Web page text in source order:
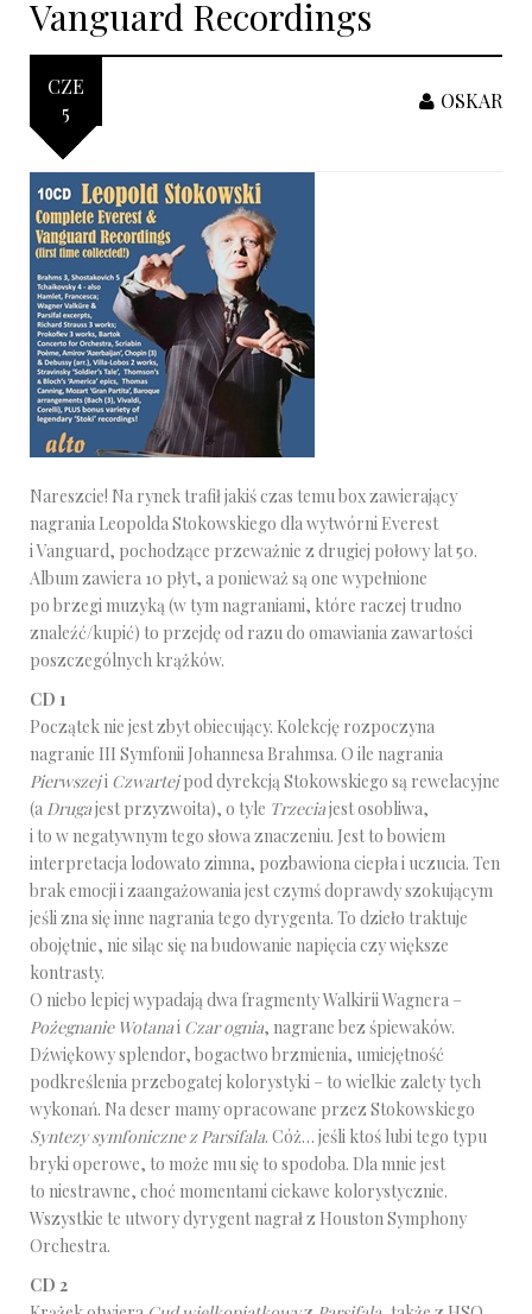
Vanguard Recordings
CZE
5
OSKAR
Nareszcie! Na rynek trafił jakiś czas temu box zawierający
nagrania Leopolda Stokowskiego dla wytwórni Everest
i Vanguard, pochodzące przeważnie z drugiej połowy lat 50.
Album zawiera 10 płyt, a ponieważ są one wypełnione
po brzegi muzyką (w tym nagraniami, które raczej trudno
znaleźć/kupić) to przejdę od razu do omawiania zawartości
poszczególnych krążków.
CD 1
Początek nie jest zbyt obiecujący. Kolekcję rozpoczyna
nagranie III Symfonii Johannesa Brahmsa. O ile nagrania
Pierwszeji Czwartejpod dyrekcją Stokowskiego są rewelacyjne
(a Drugajest przyzwoita), o tyle Trzeciajest osobliwa,
i to w negatywnym tego słowa znaczeniu. Jest to bowiem
interpretacja lodowato zimna, pozbawiona ciepła i uczucia. Ten
brak emocji i zaangażowania jest czymś doprawdy szokującym
jeśli zna się inne nagrania tego dyrygenta. To dzieło traktuje
obojętnie, nie siląc się na budowanie napięcia czy większe
kontrasty.
O niebo lepiej wypadają dwa fragmenty Walkirii Wagnera –
Pożegnanie Wotanai Czar ognia, nagrane bez śpiewaków.
Dźwiękowy splendor, bogactwo brzmienia, umiejętność
podkreślenia przebogatej kolorystyki – to wielkie zalety tych
wykonań. Na deser mamy opracowane przez Stokowskiego
Syntezy symfoniczne z Parsifala. Cóż… jeśli ktoś lubi tego typu
bryki operowe, to może mu się to spodoba. Dla mnie jest
to niestrawne, choć momentami ciekawe kolorystycznie.
Wszystkie te utwory dyrygent nagrał z Houston Symphony
Orchestra.
CD 2